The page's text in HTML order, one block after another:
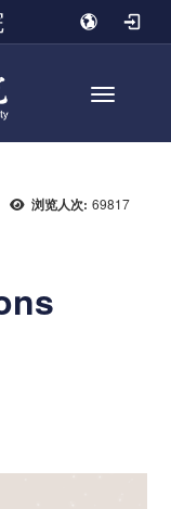
Toggle
浏览人次: 69817